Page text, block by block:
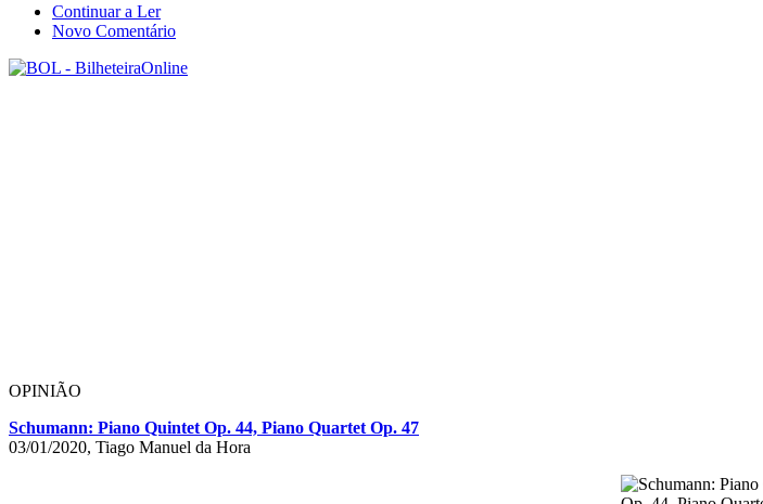
Continuar a Ler
Novo Comentário
OPINIÃO
Schumann: Piano Quintet Op. 44, Piano Quartet Op. 47
03/01/2020, Tiago Manuel da Hora